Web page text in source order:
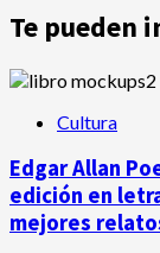
Te pueden
Cultura
Edgar Allan
edición en
mejores